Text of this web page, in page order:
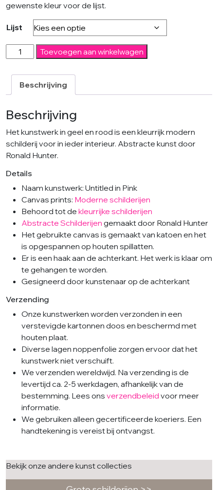
gewenste kleur voor de lijst.
Lijst
Untit.
Yell-
Red-
canvas
print
aantal
Toevoegen aan winkelwagen
Beschrijving
Beschrijving
Het kunstwerk in geel en rood is een kleurrijk modern
schilderij voor in ieder interieur. Abstracte kunst door
Ronald Hunter.
Details
Naam kunstwerk: Untitled in Pink
Canvas prints: Moderne schilderijen
Behoord tot de kleurrijke schilderijen
Abstracte Schilderijen gemaakt door Ronald Hunter
Het gebruikte canvas is gemaakt van katoen en het
is opgespannen op houten spillatten.
Er is een haak aan de achterkant. Het werk is klaar om
te gehangen te worden.
Gesigneerd door kunstenaar op de achterkant
Verzending
Onze kunstwerken worden verzonden in een
verstevigde kartonnen doos en beschermd met
houten plaat.
Diverse lagen noppenfolie zorgen ervoor dat het
kunstwerk niet verschuift.
We verzenden wereldwijd. Na verzending is de
levertijd ca. 2-5 werkdagen, afhankelijk van de
bestemming. Lees ons verzendbeleid voor meer
informatie.
We gebruiken alleen gecertificeerde koeriers. Een
handtekening is vereist bij ontvangst.
Bekijk onze andere kunst collecties